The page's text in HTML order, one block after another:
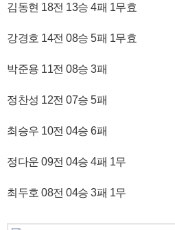
김동현 18전 13승 4패 1무효
강경호 14전 08승 5패 1무효
박준용 11전 08승 3패
정찬성 12전 07승 5패
최승우 10전 04승 6패
정다운 09전 04승 4패 1무
최두호 08전 04승 3패 1무